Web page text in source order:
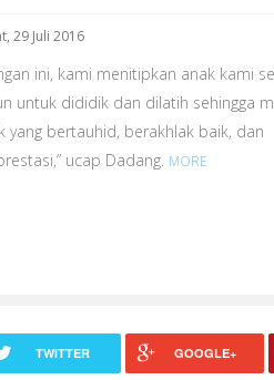
29 Juli 2016
ini, kami menitipkan anak kami
untuk dididik dan dilatih sehingga
yang bertauhid, berakhlak baik, dan
ucap Dadang. MORE
TWITTER GOOGLE+